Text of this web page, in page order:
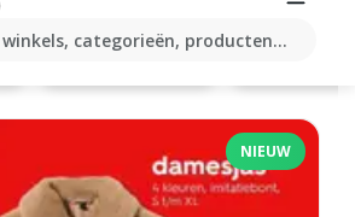
categorieën, producten...
Action
NIEUW